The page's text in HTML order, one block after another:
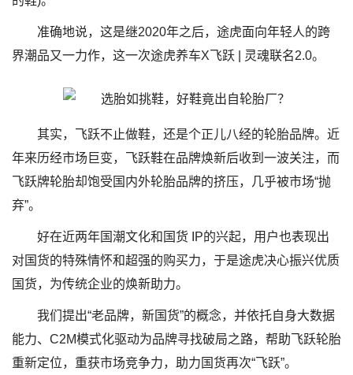
准确地说，这是继2020年之后，途虎面向年轻人的跨
界潮品又一力作，这一次途虎养车X飞跃 | 灵魂联名2.0。
其实，飞跃不止做鞋，还是个正儿八经的轮胎品牌。近
年来历经市场巨变，飞跃鞋在品牌焕新后收到一波关注，而
飞跃牌轮胎却饱受国内外轮胎品牌的挤压，几乎被市场“抛
弃”。
好在近两年国潮文化和国货 IP的兴起，用户也表现出
对国货的特殊情怀和超强的购买力，于是途虎决心振兴优质
国货，为传统企业的焕新助力。
我们提出“老品牌，新国货”的概念，并依托自身大数据
能力、C2M模式化驱动为品牌寻找破局之路，帮助飞跃轮胎
重新定位，重获市场竞争力，助力国货再次“飞跃”。